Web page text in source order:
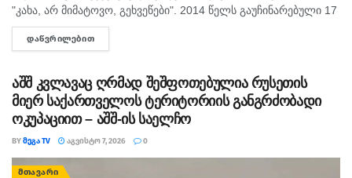
"კახა, არ მიმატოვო, გეხვეწები". 2014 წელს გაუჩინარებული 17
წლის გურამ დადიანიძის დედა, სოფიო ბიბილაშვილი
აცხადებს,...
ᲓᲐᲬᲕᲠᲘᲚᲔᲑᲘᲗ
აშშ კვლავაც ღრმად შეშფოთებულია რუსეთის
მიერ საქართველოს ტერიტორიის განგრძობადი
ოკუპაციით – აშშ-ის საელჩო
BYᲛᲔᲒᲐ TV ᲐᲒᲕᲘᲡᲢᲝ 7, 2026 0
ᲛᲗᲐᲕᲐᲠᲘ